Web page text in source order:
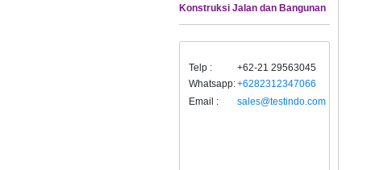
Konstruksi Jalan dan Bangunan
Telp :
+62-21 29563045
Whatsapp:+6282312347066
Email :
sales@testindo.com